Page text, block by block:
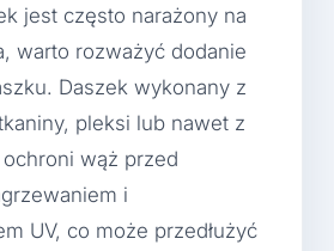
jest często narażony na
warto rozważyć dodanie
Daszek wykonany z
pleksi lub nawet z
ochroni wąż przed
i
UV, co może przedłużyć